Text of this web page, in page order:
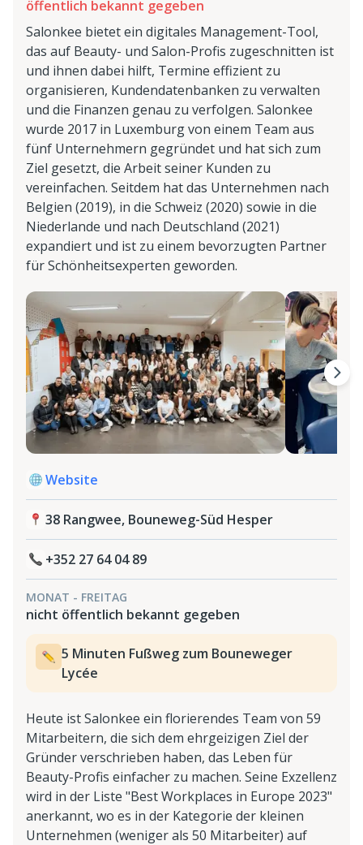
öffentlich bekannt gegeben
Salonkee bietet ein digitales Management-Tool,
das auf Beauty- und Salon-Profis zugeschnitten ist
und ihnen dabei hilft, Termine effizient zu
organisieren, Kundendatenbanken zu verwalten
und die Finanzen genau zu verfolgen. Salonkee
wurde 2017 in Luxemburg von einem Team aus
fünf Unternehmern gegründet und hat sich zum
Ziel gesetzt, die Arbeit seiner Kunden zu
vereinfachen. Seitdem hat das Unternehmen nach
Belgien (2019), in die Schweiz (2020) sowie in die
Niederlande und nach Deutschland (2021)
expandiert und ist zu einem bevorzugten Partner
für Schönheitsexperten geworden.
Website
38 Rangwee, Bouneweg-Süd Hesper
+352 27 64 04 89
MONAT - FREITAG
nicht öffentlich bekannt gegeben
5 Minuten Fußweg zum Bouneweger
Lycée
Heute ist Salonkee ein florierendes Team von 59
Mitarbeitern, die sich dem ehrgeizigen Ziel der
Gründer verschrieben haben, das Leben für
Beauty-Profis einfacher zu machen. Seine Exzellenz
wird in der Liste "Best Workplaces in Europe 2023"
anerkannt, wo es in der Kategorie der kleinen
Unternehmen (weniger als 50 Mitarbeiter) auf